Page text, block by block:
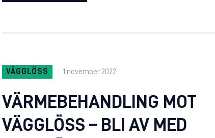
VÄGGLÖSS 1 november 2022
VÄRMEBEHANDLING MOT
VÄGGLÖSS – BLI AV MED